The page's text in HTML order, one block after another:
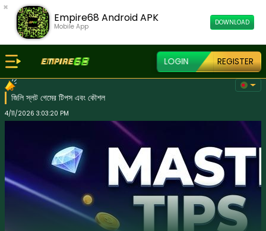
×
Empire68 Android APK
Mobile App DOWNLOAD
LOGIN REGISTER
জিলি স্লট গেমের টিপস এবং কৌশল
4/11/2026 3:03:20 PM